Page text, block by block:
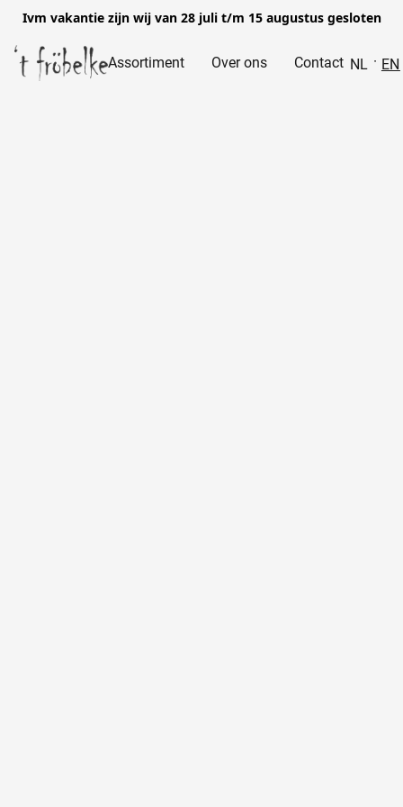
Ivm vakantie zijn wij van 28 juli t/m 15 augustus gesloten
Assortiment Over ons Contact NL EN